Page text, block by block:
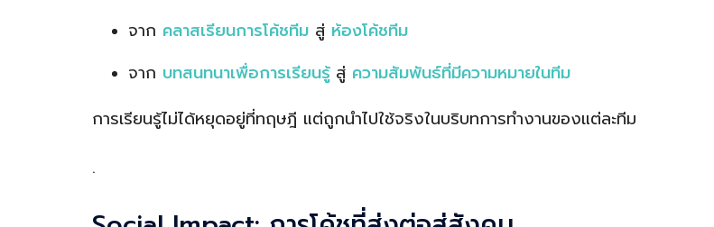
จาก คลาสเรียนการโค้ชทีม สู่ ห้องโค้ชทีม
จาก บทสนทนาเพื่อการเรียนรู้ สู่ ความสัมพันธ์ที่มีความหมายในทีม
การเรียนรู้ไม่ได้หยุดอยู่ที่ทฤษฎี แต่ถูกนำไปใช้จริงในบริบทการทำงานของแต่ละทีม
.